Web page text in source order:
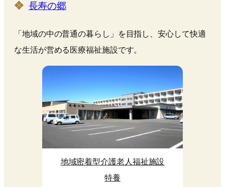
長寿の郷
「地域の中の普通の暮らし」を目指し、安心して快適
な生活が営める医療福祉施設です。
地域密着型介護老人福祉施設
特養